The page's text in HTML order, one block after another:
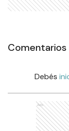
Comentarios
Debés
Ads